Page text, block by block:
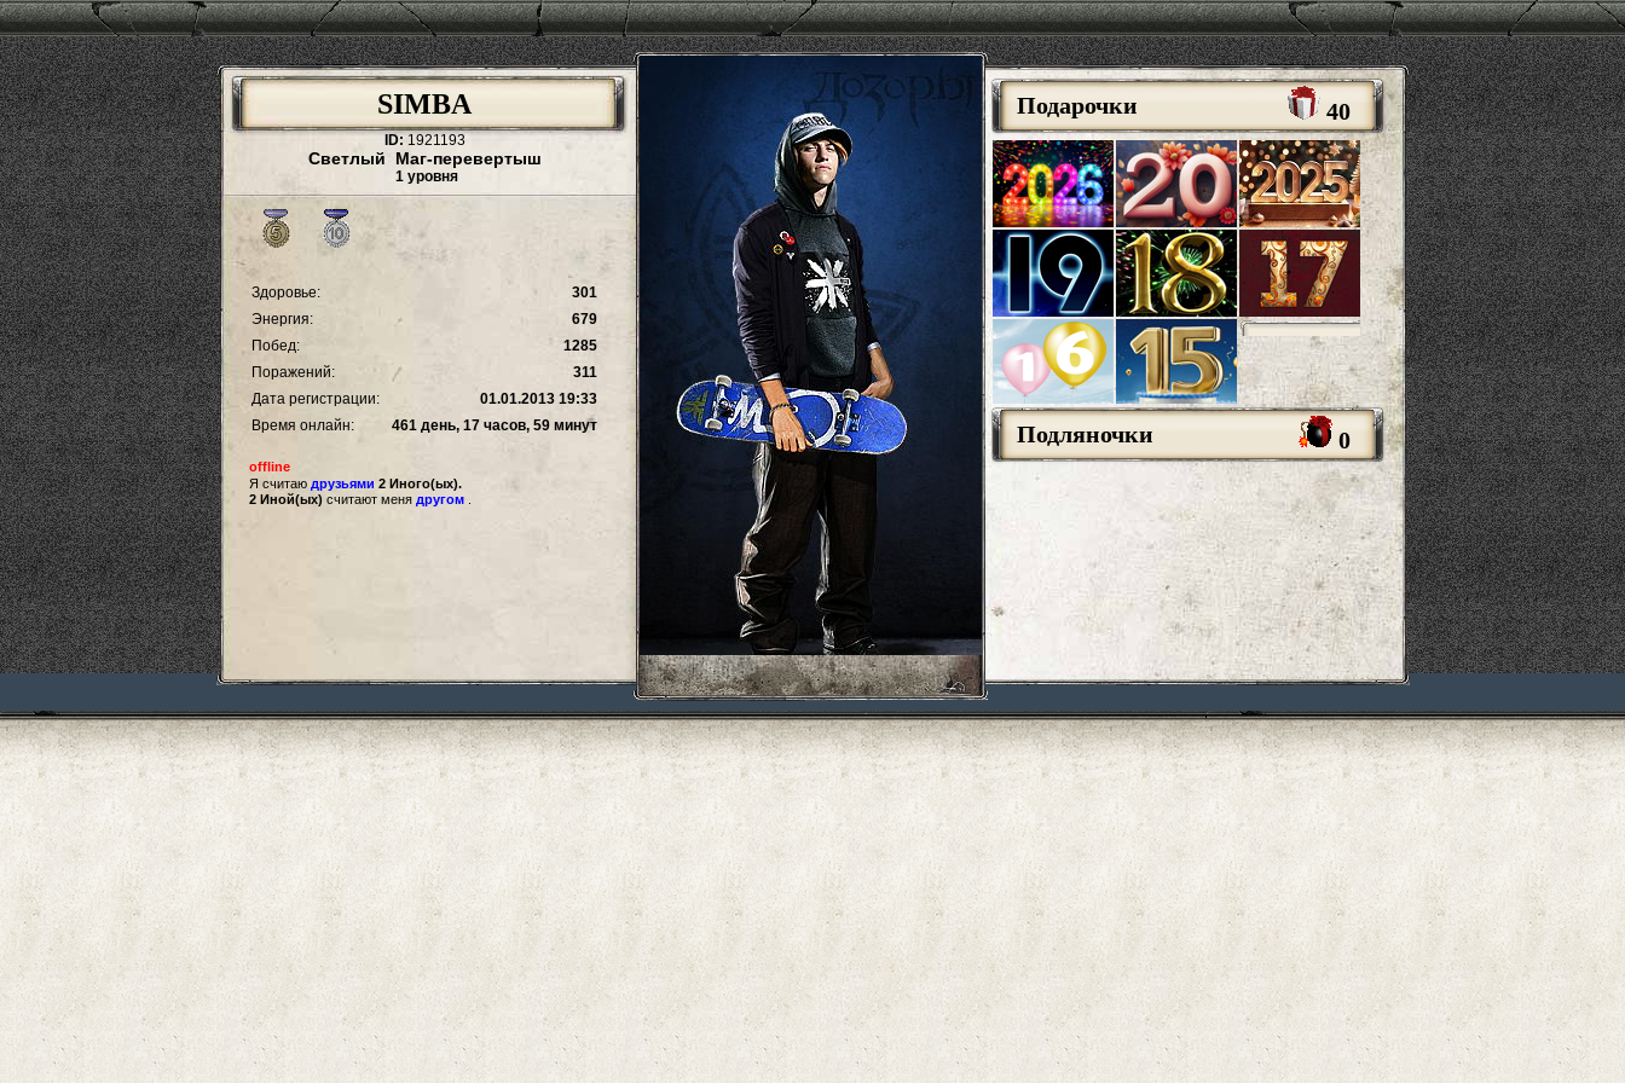
SIMBA
ID: 1921193
Светлый Маг-перевертыш
1 уровня
Здоровье:
301
Энергия:
679
Побед:
1285
Поражений:
311
Дата регистрации:
01.01.2013 19:33
Время онлайн:
461 день, 17 часов, 59 минут
offline
Я считаю друзьями 2 Иного(ых).
2 Иной(ых) считают меня другом
Подарочки 40
Подляночки 0